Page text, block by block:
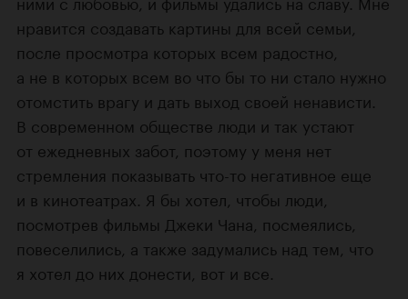
нравится создавать картины для всей семьи,
после просмотра которых всем радостно,
а не в которых всем во что бы то ни стало нужно
отомстить врагу и дать выход своей ненависти.
В современном обществе люди и так устают
от ежедневных забот, поэтому у меня нет
стремления показывать что-то негативное еще
и в кинотеатрах. Я бы хотел, чтобы люди,
посмотрев фильмы Джеки Чана, посмеялись,
повеселились, а также задумались над тем, что
я хотел до них донести, вот и все.